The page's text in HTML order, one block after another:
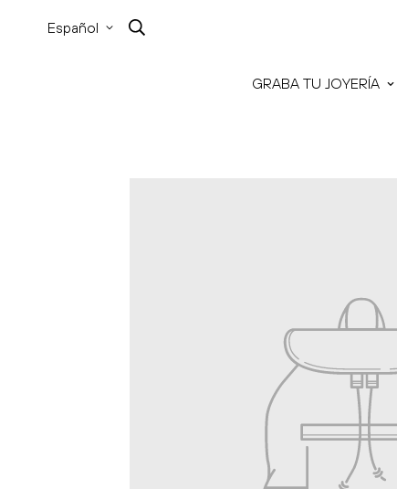
Español
GRABA TU JOYERÍA